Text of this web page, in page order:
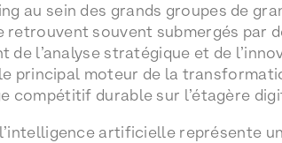
au sein des grands groupes de
retrouvent souvent submergés par
l’analyse stratégique et de
principal moteur de la
compétitif durable sur l’étagère
l’intelligence artificielle représente